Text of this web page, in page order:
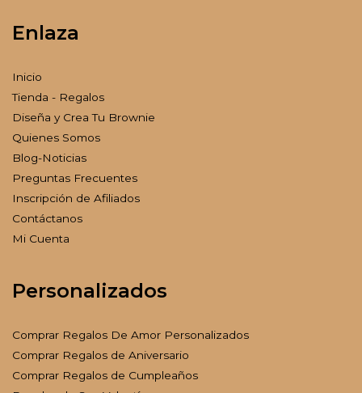
Enlaza
Inicio
Tienda - Regalos
Diseña y Crea Tu Brownie
Quienes Somos
Blog-Noticias
Preguntas Frecuentes
Inscripción de Afiliados
Contáctanos
Mi Cuenta
Personalizados
Comprar Regalos De Amor Personalizados
Comprar Regalos de Aniversario
Comprar Regalos de Cumpleaños